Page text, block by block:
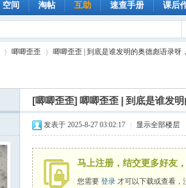
空间 淘帖 互助 速查手册 课后
唧唧歪歪
›
唧唧歪歪 | 到底是谁发明的奥德彪语录呀
[唧唧歪歪] 唧唧歪歪 | 到底是谁发
发表于 2025-8-27 03:02:17 显示全部楼层
马上注册，结交更多好友
您需要登录 才可以下载或查看，